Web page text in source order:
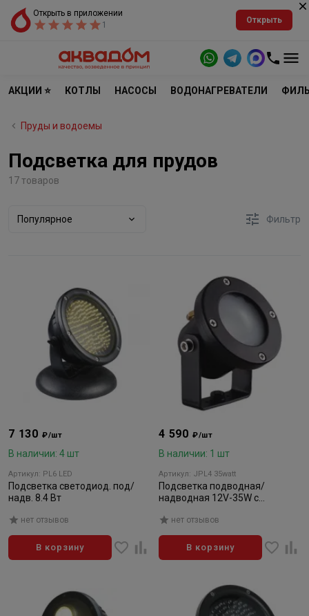
Открыть в приложении
1
Открыть
АКЦИИ ⭐ КОТЛЫ НАСОСЫ ВОДОНАГРЕВАТЕЛИ
Пруды и водоемы
Подсветка для прудов
17 товаров
Популярное Фильтр
7 130 ₽/шт
В наличии: 4 шт
Артикул: PL6 LED
Подсветка светодиод. под/
надв. 8.4 Вт
нет отзывов
В корзину
4 590 ₽/шт
В наличии: 1 шт
Артикул: JPL4 35watt
Подсветка подводная/
надводная 12V-35W с
нет отзывов
В корзину